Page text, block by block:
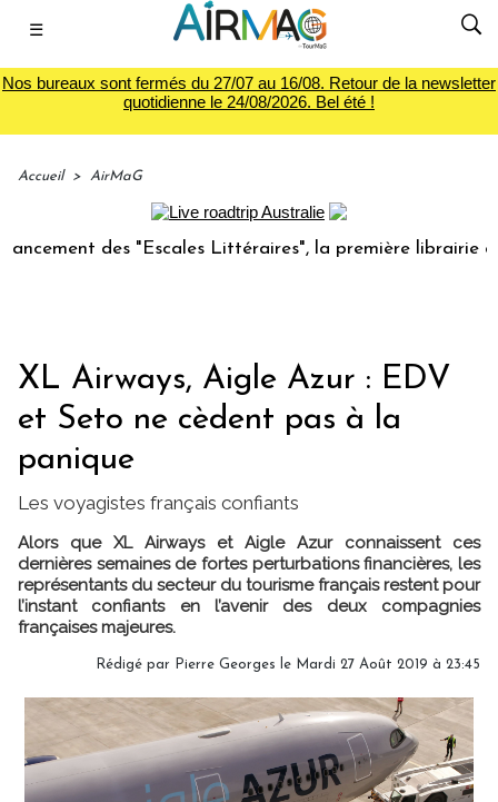
☰
Nos bureaux sont fermés du 27/07 au 16/08. Retour de la newsletter
quotidienne le 24/08/2026. Bel été !
Accueil > AirMaG
des "Escales Littéraires", la première librairie du
XL Airways, Aigle Azur : EDV
et Seto ne cèdent pas à la
panique
Les voyagistes français confiants
Alors que XL Airways et Aigle Azur connaissent ces
dernières semaines de fortes perturbations financières, les
représentants du secteur du tourisme français restent pour
l’instant confiants en l’avenir des deux compagnies
françaises majeures.
Rédigé par Pierre Georges le Mardi 27 Août 2019 à 23:45